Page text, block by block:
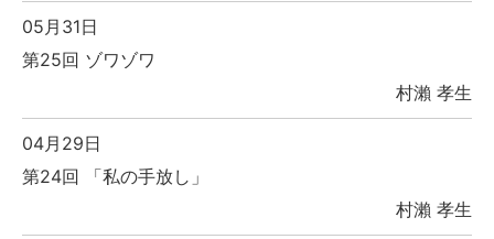
05月31日
第25回 ゾワゾワ
村瀨 孝生
04月29日
第24回 「私の手放し」
村瀨 孝生